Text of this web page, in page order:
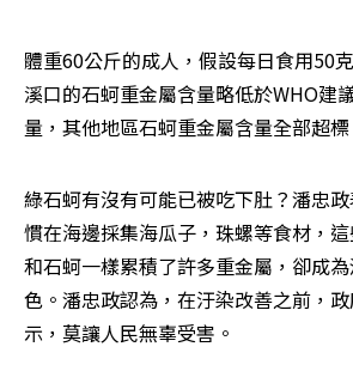
體重60公斤的成人，假設每日食用50
溪口的石蚵重金屬含量略低於WHO建
量，其他地區石蚵重金屬含量全部超標
綠石蚵有沒有可能已被吃下肚？潘忠
慣在海邊採集海瓜子，珠螺等食材，
和石蚵一樣累積了許多重金屬，卻成
色。潘忠政認為，在汙染改善之前，
示，莫讓人民無辜受害。